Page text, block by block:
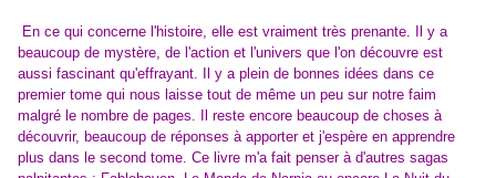
En ce qui concerne l'histoire, elle est vraiment très prenante. Il y a
beaucoup de mystère, de l'action et l'univers que l'on découvre est
aussi fascinant qu'effrayant. Il y a plein de bonnes idées dans ce
premier tome qui nous laisse tout de même un peu sur notre faim
malgré le nombre de pages. Il reste encore beaucoup de choses à
découvrir, beaucoup de réponses à apporter et j'espère en apprendre
plus dans le second tome. Ce livre m'a fait penser à d'autres sagas